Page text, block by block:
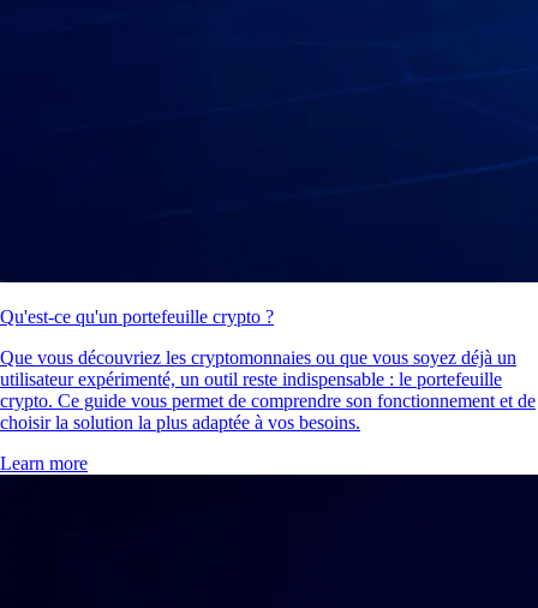
Qu'est-ce qu'un portefeuille crypto ?
Que vous découvriez les cryptomonnaies ou que vous soyez déjà un
utilisateur expérimenté, un outil reste indispensable : le portefeuille
crypto. Ce guide vous permet de comprendre son fonctionnement et de
choisir la solution la plus adaptée à vos besoins.
Learn more